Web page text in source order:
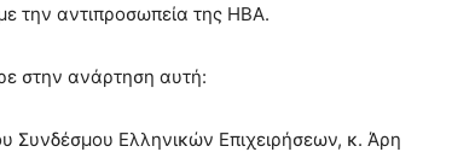
την αντιπροσωπεία της ΗΒΑ.
στην ανάρτηση αυτή:
Συνδέσμου Ελληνικών Επιχειρήσεων, κ. Άρη